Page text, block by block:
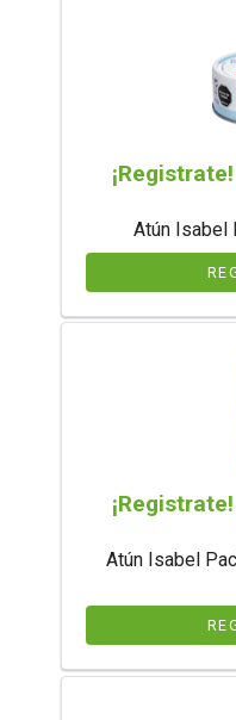
Atún Isabel
Atún Isabel